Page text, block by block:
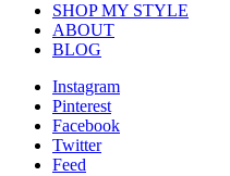
SHOP MY STYLE
ABOUT
BLOG
Instagram
Pinterest
Facebook
Twitter
Feed